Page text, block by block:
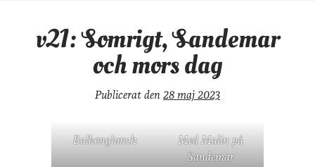
v21: Somrigt, Sandemar
och mors dag
Publicerat den 28 maj 2023
Balkonglunch
Med Malin på
Sandemar